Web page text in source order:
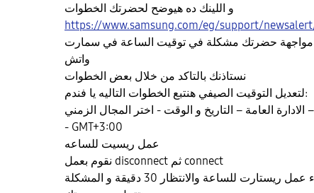
و اللينك ده هيوضح لحضرتك الخطوات
https://www.samsung.com/eg/support/
مواجهة حضرتك مشكلة في توقيت الساعة في سمارت
واتش
نستاذنك بالتاكد من خلال بعض الخطوات
لتعديل التوقيت الصيفي هنتبع الخطوات التاليه يا فندم:
الادارة العامة – التاريخ و الوقت - اختر المجال الزمني
- GMT+3:00
عمل ريسيت للساعه
نقوم بعمل disconnect ثم connect
برجاء عمل ريستارت للساعة والانتظار 30 دقيقة و المشكلة